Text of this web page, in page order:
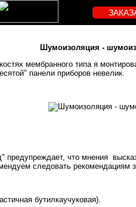
Шумоизоляция -
мембранного типа я
панели приборов невелик.
предупреждает, что мнения
следовать рекомендациям
бутилкаучуковая).